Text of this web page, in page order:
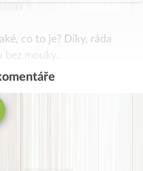
co to je? Díky, ráda
mouky..